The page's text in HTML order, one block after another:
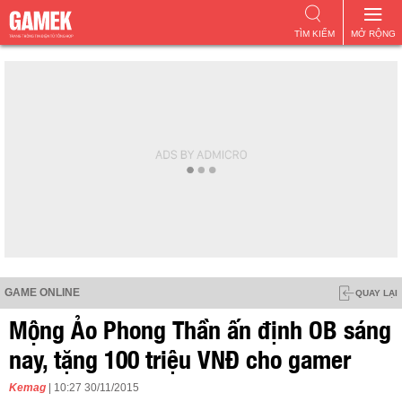
MỞ RỘNG
TÌM KIẾM
GAME ONLINE QUAY LẠI
Mộng Ảo Phong Thần ấn định OB sáng
nay, tặng 100 triệu VNĐ cho gamer
Kemag | 10:27 30/11/2015